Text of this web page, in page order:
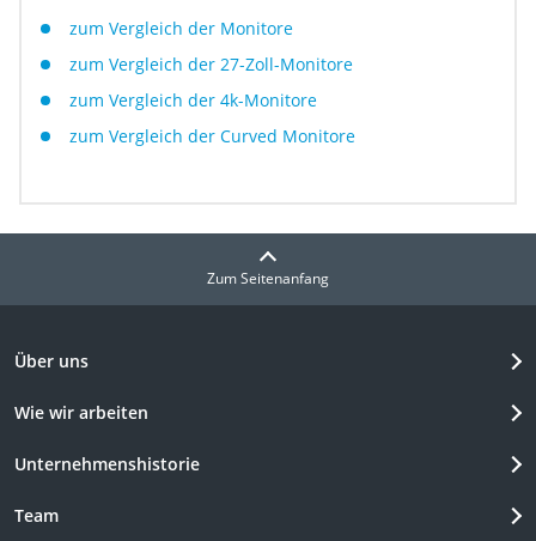
zum Vergleich der Monitore
zum Vergleich der 27-Zoll-Monitore
zum Vergleich der 4k-Monitore
zum Vergleich der Curved Monitore
Zum Seitenanfang
Über uns
Wie wir arbeiten
Unternehmenshistorie
Team